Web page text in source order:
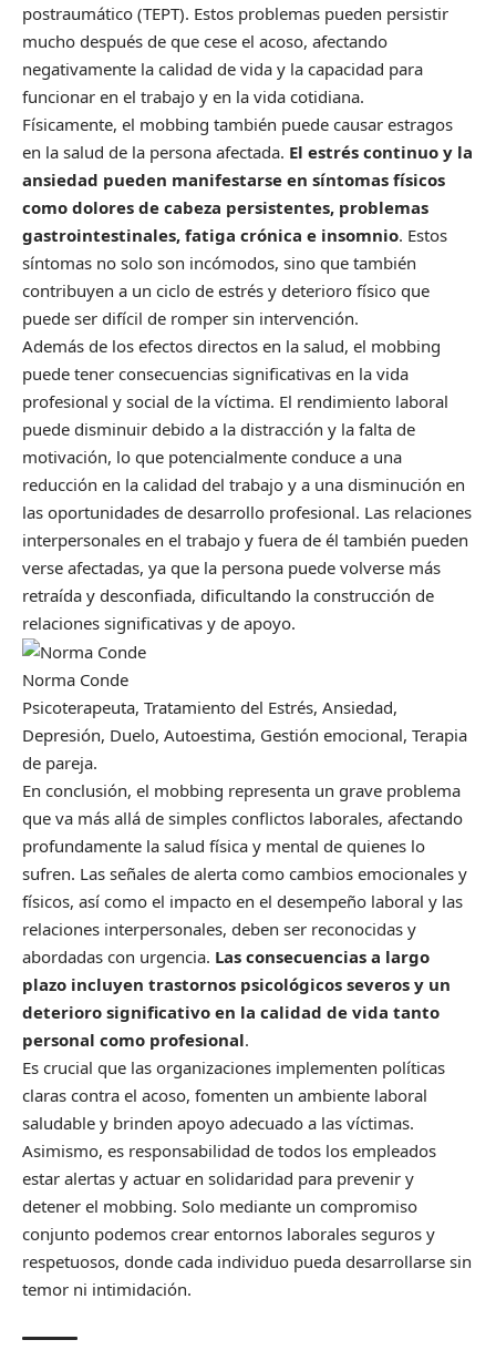
postraumático (TEPT). Estos problemas pueden persistir
mucho después de que cese el acoso, afectando
negativamente la calidad de vida y la capacidad para
funcionar en el trabajo y en la vida cotidiana.
Físicamente, el mobbing también puede causar estragos
en la salud de la persona afectada. El estrés continuo y la
ansiedad pueden manifestarse en síntomas físicos
como dolores de cabeza persistentes, problemas
gastrointestinales, fatiga crónica e insomnio. Estos
síntomas no solo son incómodos, sino que también
contribuyen a un ciclo de estrés y deterioro físico que
puede ser difícil de romper sin intervención.
Además de los efectos directos en la salud, el mobbing
puede tener consecuencias significativas en la vida
profesional y social de la víctima. El rendimiento laboral
puede disminuir debido a la distracción y la falta de
motivación, lo que potencialmente conduce a una
reducción en la calidad del trabajo y a una disminución en
las oportunidades de desarrollo profesional. Las relaciones
interpersonales en el trabajo y fuera de él también pueden
verse afectadas, ya que la persona puede volverse más
retraída y desconfiada, dificultando la construcción de
relaciones significativas y de apoyo.
Norma Conde
Psicoterapeuta, Tratamiento del Estrés, Ansiedad,
Depresión, Duelo, Autoestima, Gestión emocional, Terapia
de pareja.
En conclusión, el mobbing representa un grave problema
que va más allá de simples conflictos laborales, afectando
profundamente la salud física y mental de quienes lo
sufren. Las señales de alerta como cambios emocionales y
físicos, así como el impacto en el desempeño laboral y las
relaciones interpersonales, deben ser reconocidas y
abordadas con urgencia. Las consecuencias a largo
plazo incluyen trastornos psicológicos severos y un
deterioro significativo en la calidad de vida tanto
personal como profesional.
Es crucial que las organizaciones implementen políticas
claras contra el acoso, fomenten un ambiente laboral
saludable y brinden apoyo adecuado a las víctimas.
Asimismo, es responsabilidad de todos los empleados
estar alertas y actuar en solidaridad para prevenir y
detener el mobbing. Solo mediante un compromiso
conjunto podemos crear entornos laborales seguros y
respetuosos, donde cada individuo pueda desarrollarse sin
temor ni intimidación.